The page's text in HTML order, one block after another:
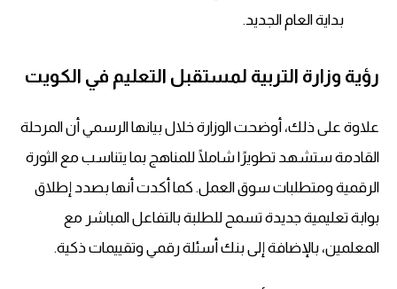
بداية العام الجديد.
رؤية وزارة التربية لمستقبل التعليم في الكويت
علاوة على ذلك، أوضحت الوزارة خلال بيانها الرسمي أن المرحلة
القادمة ستشهد تطويرًا شاملًا للمناهج بما يتناسب مع الثورة
الرقمية ومتطلبات سوق العمل. كما أكدت أنها بصدد إطلاق
بوابة تعليمية جديدة تسمح للطلبة بالتفاعل المباشر مع
المعلمين، بالإضافة إلى بنك أسئلة رقمي وتقييمات ذكية.